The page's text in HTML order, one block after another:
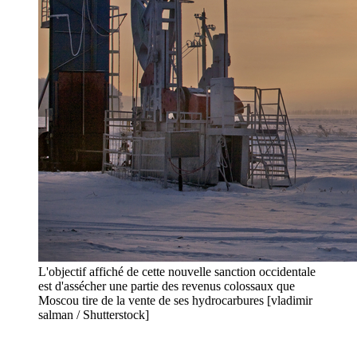
L'objectif affiché de cette nouvelle sanction occidentale
est d'assécher une partie des revenus colossaux que
Moscou tire de la vente de ses hydrocarbures [vladimir
salman / Shutterstock]